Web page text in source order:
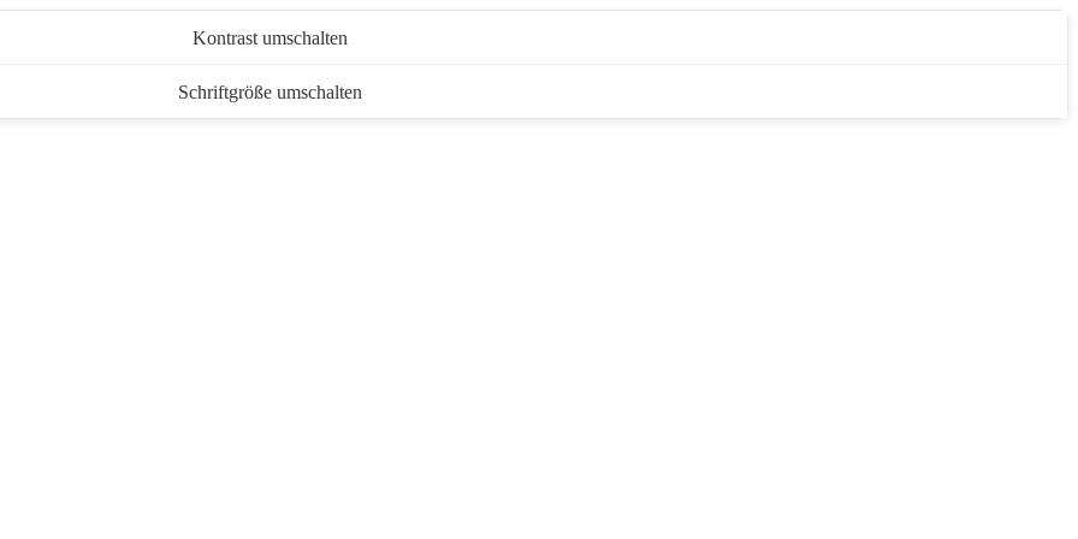
Kontrast umschalten
Schriftgröße umschalten